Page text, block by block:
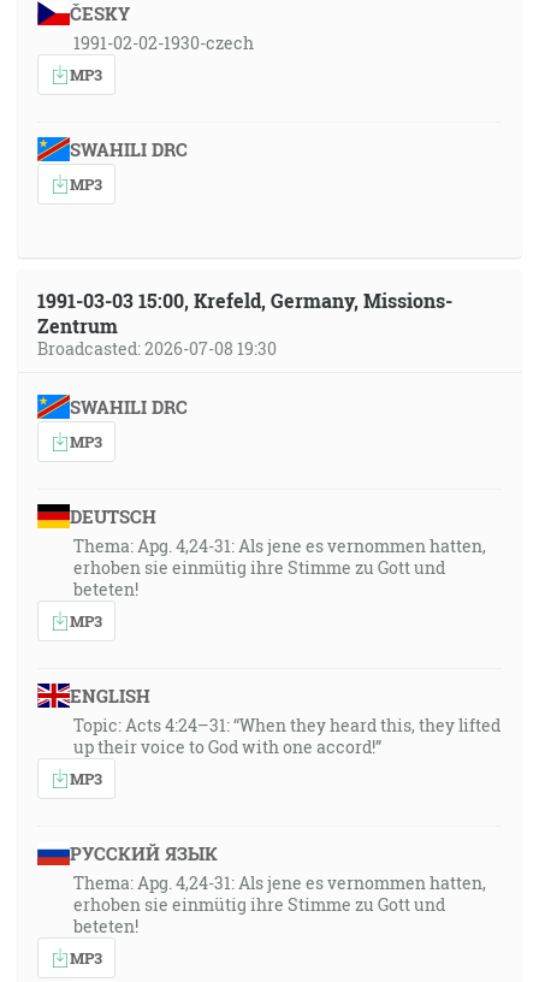
ČESKY
1991-02-02-1930-czech
MP3
SWAHILI DRC
MP3
1991-03-03 15:00, Krefeld, Germany, Missions-
Zentrum
Broadcasted: 2026-07-08 19:30
SWAHILI DRC
MP3
DEUTSCH
Thema: Apg. 4,24-31: Als jene es vernommen hatten,
erhoben sie einmütig ihre Stimme zu Gott und
beteten!
MP3
ENGLISH
Topic: Acts 4:24–31: “When they heard this, they lifted
up their voice to God with one accord!”
MP3
РУССКИЙ ЯЗЫК
Thema: Apg. 4,24-31: Als jene es vernommen hatten,
erhoben sie einmütig ihre Stimme zu Gott und
beteten!
MP3